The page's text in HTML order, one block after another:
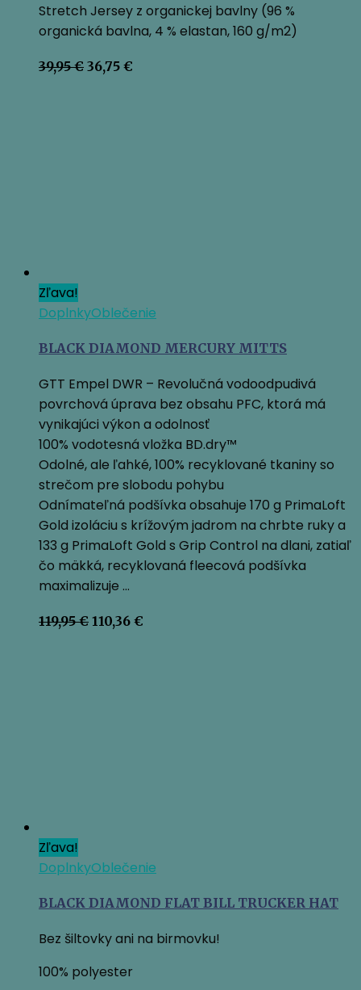
Stretch Jersey z organickej bavlny (96 %
organická bavlna, 4 % elastan, 160 g/m2)
39,95€ Pôvodná
36,75 €
Zľava!
DoplnkyOblečenie
BLACK DIAMOND MERCURY MITTS
GTT Empel DWR – Revolučná vodoodpudivá
povrchová úprava bez obsahu PFC, ktorá má
vynikajúci výkon a odolnosť
100% vodotesná vložka BD.dry™
Odolné, ale ľahké, 100% recyklované tkaniny so
strečom pre slobodu pohybu
Odnímateľná podšívka obsahuje 170 g PrimaLoft
Gold izoláciu s krížovým jadrom na chrbte ruky a
133 g PrimaLoft Gold s Grip Control na dlani, zatiaľ
čo mäkká, recyklovaná fleecová podšívka
maximalizuje …
119,95€ Pôvodná
110,36 €
Zľava!
DoplnkyOblečenie
BLACK DIAMOND FLAT BILL TRUCKER HAT
Bez šiltovky ani na birmovku!
100% polyester